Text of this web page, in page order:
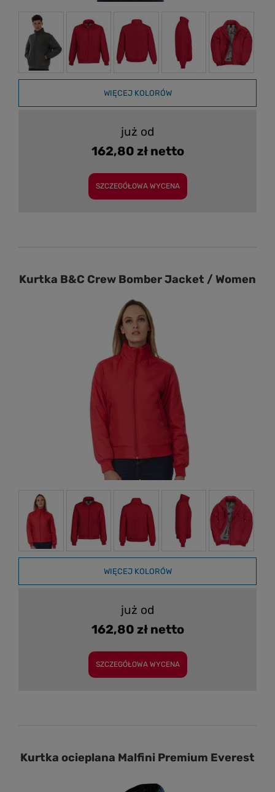
WIĘCEJ KOLORÓW
już od
162,80 zł netto
SZCZEGÓŁOWA WYCENA
Kurtka B&C Crew Bomber Jacket / Women
WIĘCEJ KOLORÓW
już od
162,80 zł netto
SZCZEGÓŁOWA WYCENA
Kurtka ocieplana Malfini Premium Everest